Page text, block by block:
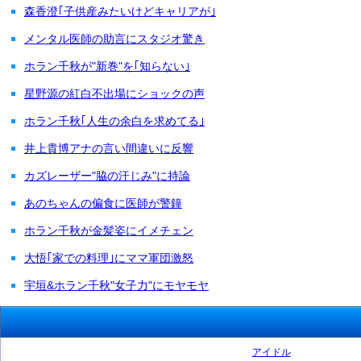
森香澄｢子供産みたいけどキャリアが｣
メンタル医師の助言にスタジオ驚き
ホラン千秋が"新巻"を｢知らない｣
星野源の紅白不出場にショックの声
ホラン千秋｢人生の余白を求めてる｣
井上貴博アナの言い間違いに反響
カズレーザー"脇の汗じみ"に持論
あのちゃんの偏食に医師が警鐘
ホラン千秋が金髪姿にイメチェン
大悟｢家での料理｣にママ軍団激怒
宇垣&ホラン千秋"女子力"にモヤモヤ
アイドル